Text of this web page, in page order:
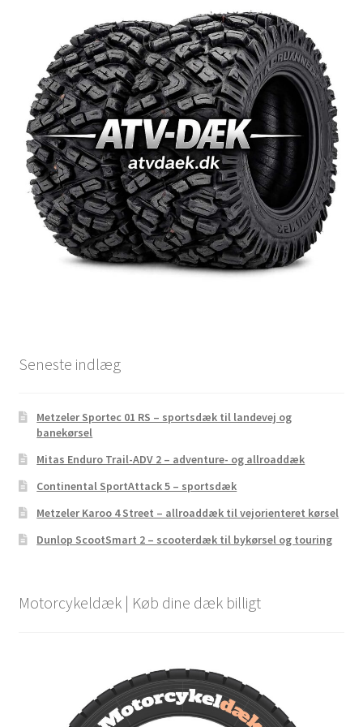
Seneste indlæg
Metzeler Sportec 01 RS – sportsdæk til landevej og
banekørsel
Mitas Enduro Trail-ADV 2 – adventure- og allroaddæk
Continental SportAttack 5 – sportsdæk
Metzeler Karoo 4 Street – allroaddæk til vejorienteret kørsel
Dunlop ScootSmart 2 – scooterdæk til bykørsel og touring
Motorcykeldæk | Køb dine dæk billigt